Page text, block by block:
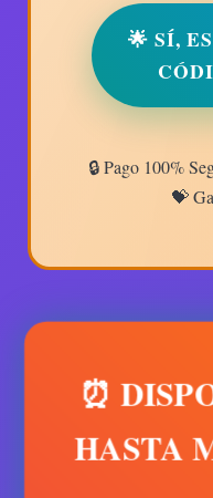
🌟 SÍ,
🔒 Pago 100%
💝
⏰
HASTA